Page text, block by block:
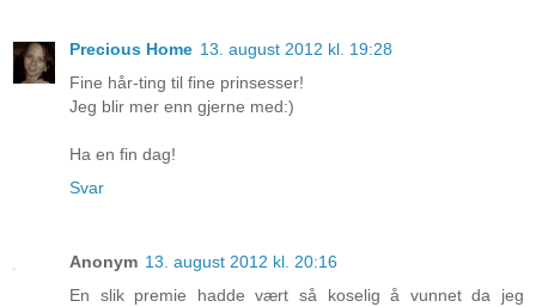
Precious Home 13. august 2012 kl. 19:28
Fine hår-ting til fine prinsesser!
Jeg blir mer enn gjerne med:)
Ha en fin dag!
Svar
Anonym 13. august 2012 kl. 20:16
En slik premie hadde vært så koselig å vunnet da jeg